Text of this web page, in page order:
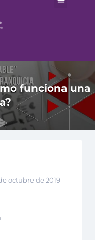
funciona una
octubre de 2019